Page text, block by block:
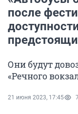
после
Они будут
«Речного
21 июня 2023, 17:45